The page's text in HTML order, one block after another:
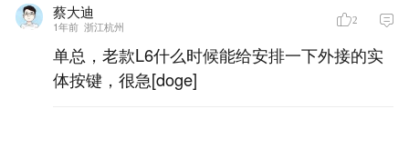
蔡大迪_
1年前 浙江杭州 2
单总，老款L6什么时候能给安排一下外接的实
体按键，很急[doge]